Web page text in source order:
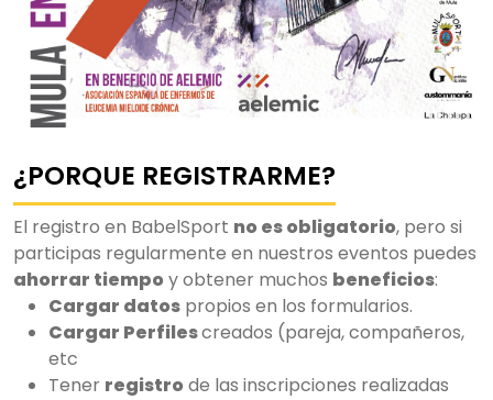
¿PORQUE REGISTRARME?
El registro en BabelSport no es obligatorio, pero si
participas regularmente en nuestros eventos puedes
ahorrar tiempo y obtener muchos beneficios:
Cargar datos propios en los formularios.
Cargar Perfilescreados (pareja, compañeros,
etc
Tener registro de las inscripciones realizadas